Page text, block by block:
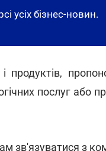
усіх бізнес-новин.
продуктів,
послуг або
зв'язуватися з